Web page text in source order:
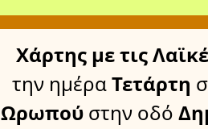
Χάρτης με τις
την ημέραΤετάρτη
Ωρωπού στην οδό